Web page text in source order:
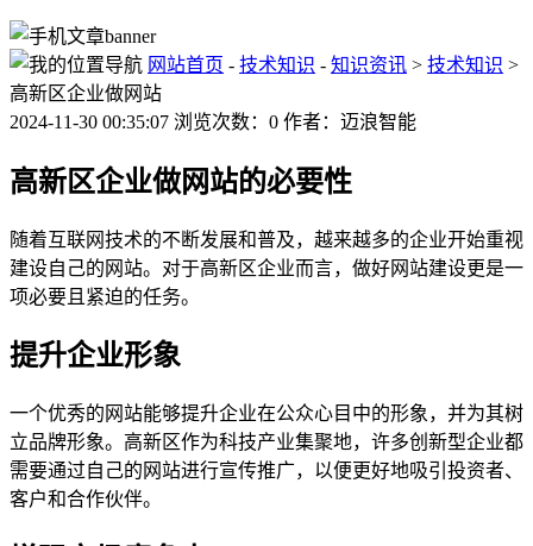
网站首页 - 技术知识 - 知识资讯 > 技术知识 >
高新区企业做网站
2024-11-30 00:35:07 浏览次数：0 作者：迈浪智能
高新区企业做网站的必要性
随着互联网技术的不断发展和普及，越来越多的企业开始重视
建设自己的网站。对于高新区企业而言，做好网站建设更是一
项必要且紧迫的任务。
提升企业形象
一个优秀的网站能够提升企业在公众心目中的形象，并为其树
立品牌形象。高新区作为科技产业集聚地，许多创新型企业都
需要通过自己的网站进行宣传推广，以便更好地吸引投资者、
客户和合作伙伴。